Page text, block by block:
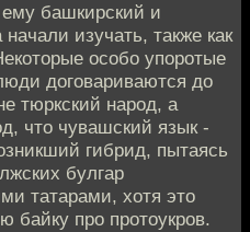
ему башкирский и
изучать, также как
особо упоротые
договариваются до
тюркский народ, а
что чувашский язык -
гибрид, пытаясь
булгар
татарами, хотя это
байку про протоукров.